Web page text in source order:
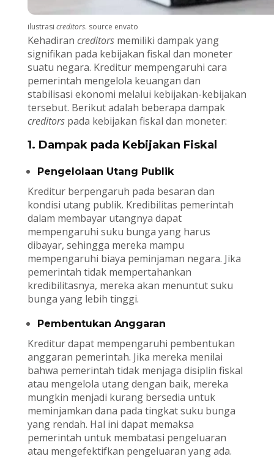
ilustrasi creditors. source envato
Kehadiran creditorsmemiliki dampak yang
signifikan pada kebijakan fiskal dan moneter
suatu negara. Kreditur mempengaruhi cara
pemerintah mengelola keuangan dan
stabilisasi ekonomi melalui kebijakan-kebijakan
tersebut. Berikut adalah beberapa dampak
creditorspada kebijakan fiskal dan moneter:
1. Dampak pada Kebijakan Fiskal
Pengelolaan Utang Publik
Kreditur berpengaruh pada besaran dan
kondisi utang publik. Kredibilitas pemerintah
dalam membayar utangnya dapat
mempengaruhi suku bunga yang harus
dibayar, sehingga mereka mampu
mempengaruhi biaya peminjaman negara. Jika
pemerintah tidak mempertahankan
kredibilitasnya, mereka akan menuntut suku
bunga yang lebih tinggi.
Pembentukan Anggaran
Kreditur dapat mempengaruhi pembentukan
anggaran pemerintah. Jika mereka menilai
bahwa pemerintah tidak menjaga disiplin fiskal
atau mengelola utang dengan baik, mereka
mungkin menjadi kurang bersedia untuk
meminjamkan dana pada tingkat suku bunga
yang rendah. Hal ini dapat memaksa
pemerintah untuk membatasi pengeluaran
atau mengefektifkan pengeluaran yang ada.